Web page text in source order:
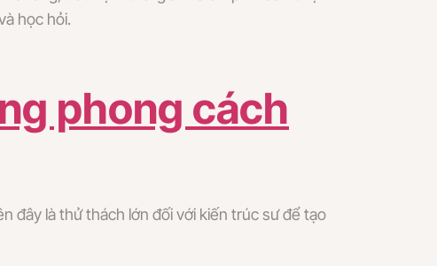
học hỏi.
phong cách
đây là thử thách lớn đối với kiến trúc sư để tạo